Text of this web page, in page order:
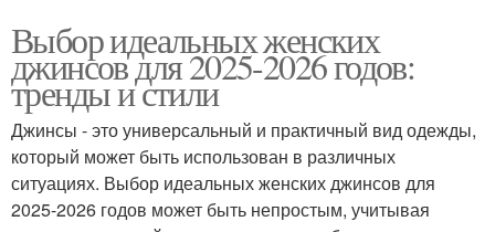
Выбор идеальных женских
джинсов для 2025-2026 годов:
тренды и стили
Джинсы - это универсальный и практичный вид одежды,
который может быть использован в различных
ситуациях. Выбор идеальных женских джинсов для
2025-2026 годов может быть непростым, учитывая